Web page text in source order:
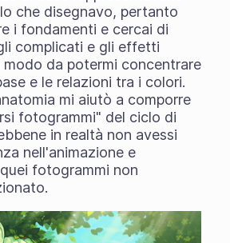
che disegnavo, pertanto
i fondamenti e cercai di
complicati e gli effetti
modo da potermi concentrare
e le relazioni tra i colori.
mi aiutò a comporre
fotogrammi" del ciclo di
in realtà non avessi
nell'animazione e
fotogrammi non